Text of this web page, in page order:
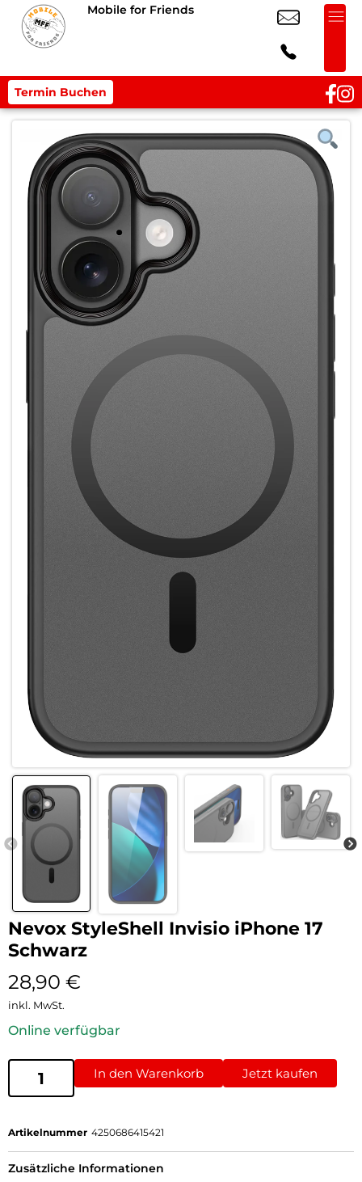
Mobile for Friends
Termin Buchen
Nevox StyleShell Invisio iPhone 17
Schwarz
28,90 €
inkl. MwSt.
Online verfügbar
In den Warenkorb Jetzt kaufen
Artikelnummer 4250686415421
Zusätzliche Informationen